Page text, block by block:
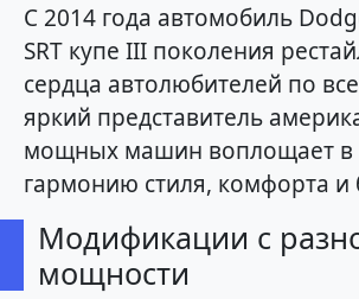
С 2014 года автомобиль
SRT купе III поколения
сердца автолюбителей по
яркий представитель
мощных машин воплощает в
гармонию стиля, комфорта и
Модификации с
мощности